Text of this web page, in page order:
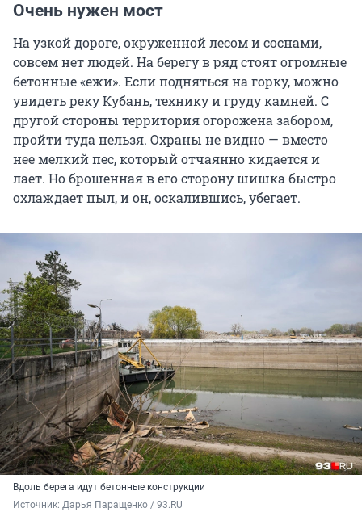
Очень нужен мост
На узкой дороге, окруженной лесом и соснами,
совсем нет людей. На берегу в ряд стоят огромные
бетонные «ежи». Если подняться на горку, можно
увидеть реку Кубань, технику и груду камней. С
другой стороны территория огорожена забором,
пройти туда нельзя. Охраны не видно — вместо
нее мелкий пес, который отчаянно кидается и
лает. Но брошенная в его сторону шишка быстро
охлаждает пыл, и он, оскалившись, убегает.
Вдоль берега идут бетонные конструкции
Источник: Дарья Паращенко / 93.RU